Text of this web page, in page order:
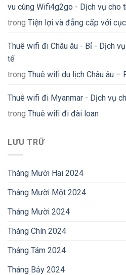
vu cùng Wifi4g2go - Dịch vụ cho
trong Tiện lợi và đẳng cấp với
Thuê wifi đi Châu âu - Bỉ - Dịch
tế
trong Thuê wifi du lịch Châu âu –
Thuê wifi đi Myanmar - Dịch vụ
trong Thuê wifi đi đài loan
LƯU TRỮ
Tháng Mười Hai 2024
Tháng Mười Một 2024
Tháng Mười 2024
Tháng Chín 2024
Tháng Tám 2024
Tháng Bảy 2024